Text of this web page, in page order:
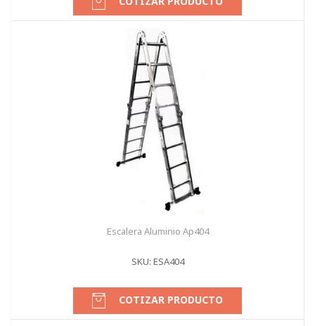
Escalera Aluminio Ap404
SKU: ESA404
COTIZAR PRODUCTO